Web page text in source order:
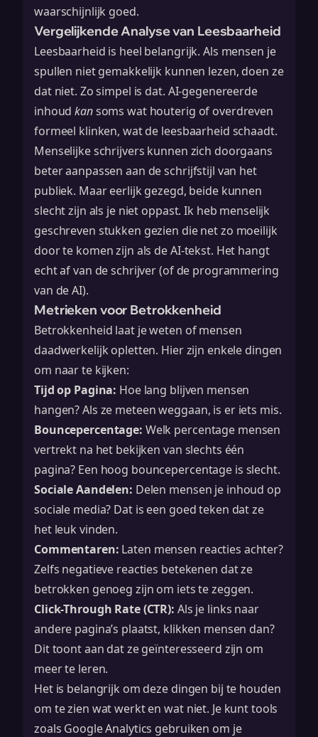
waarschijnlijk goed.
Vergelijkende Analyse van Leesbaarheid
Leesbaarheid is heel belangrijk. Als mensen je
spullen niet gemakkelijk kunnen lezen, doen ze
dat niet. Zo simpel is dat. AI-gegenereerde
inhoudkansoms wat houterig of overdreven
formeel klinken, wat de leesbaarheid schaadt.
Menselijke schrijvers kunnen zich doorgaans
beter aanpassen aan de schrijfstijl van het
publiek. Maar eerlijk gezegd, beide kunnen
slecht zijn als je niet oppast. Ik heb menselijk
geschreven stukken gezien die net zo moeilijk
door te komen zijn als de AI-tekst. Het hangt
echt af van de schrijver (of de programmering
van de AI).
Metrieken voor Betrokkenheid
Betrokkenheid laat je weten of mensen
daadwerkelijk opletten. Hier zijn enkele dingen
om naar te kijken:
Tijd op Pagina: Hoe lang blijven mensen
hangen? Als ze meteen weggaan, is er iets mis.
Bouncepercentage: Welk percentage mensen
vertrekt na het bekijken van slechts één
pagina? Een hoog bouncepercentage is slecht.
Sociale Aandelen: Delen mensen je inhoud op
sociale media? Dat is een goed teken dat ze
het leuk vinden.
Commentaren: Laten mensen reacties achter?
Zelfs negatieve reacties betekenen dat ze
betrokken genoeg zijn om iets te zeggen.
Click-Through Rate (CTR): Als je links naar
andere pagina’s plaatst, klikken mensen dan?
Dit toont aan dat ze geïnteresseerd zijn om
meer te leren.
Het is belangrijk om deze dingen bij te houden
om te zien wat werkt en wat niet. Je kunt tools
zoals Google Analytics gebruiken om je